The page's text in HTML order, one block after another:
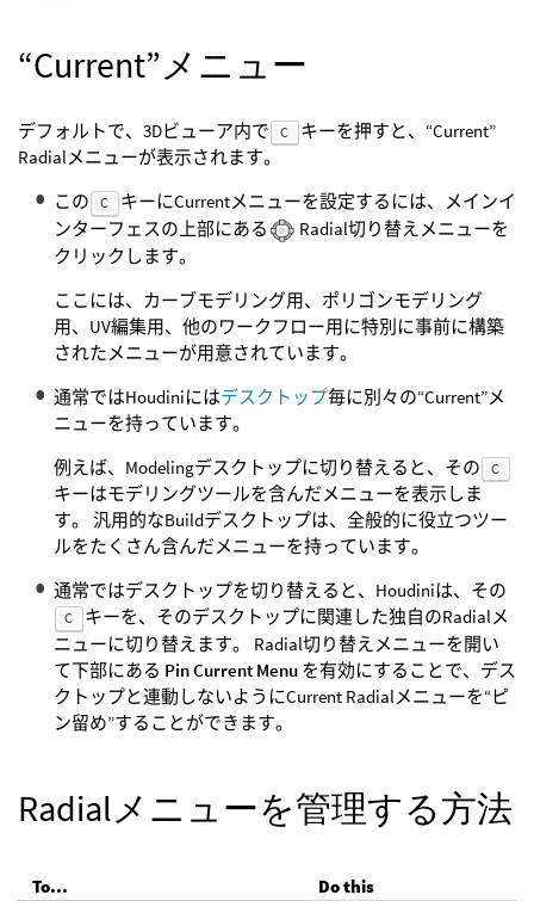
“Current”メニュー
デフォルトで、3Dビューア内で C
キーを押すと、“Current”
Radialメニューが表示されます。
この
C
キーにCurrentメニューを設定するには、メインイ
ンターフェスの上部にある
Radial切り替えメニューを
クリックします。
ここには、カーブモデリング用、ポリゴンモデリング
用、UV編集用、他のワークフロー用に特別に事前に構築
されたメニューが用意されています。
通常ではHoudiniにはデスクトップ毎に別々の“Current”メ
ニューを持っています。
例えば、Modelingデスクトップに切り替えると、その
C
キーはモデリングツールを含んだメニューを表示しま
す。 汎用的なBuildデスクトップは、全般的に役立つツー
ルをたくさん含んだメニューを持っています。
通常ではデスクトップを切り替えると、Houdiniは、その
C
キーを、そのデスクトップに関連した独自のRadialメ
ニューに切り替えます。 Radial切り替えメニューを開い
て下部にある Pin Current Menu を有効にすることで、デス
クトップと連動しないようにCurrent Radialメニューを“ピ
ン留め”することができます。
Radialメニューを管理する方法
To... Do this